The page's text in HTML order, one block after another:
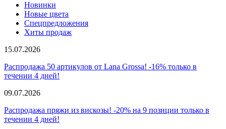
Новинки
Новые цвета
Спецпредложения
Хиты продаж
15.07.2026
Распродажа 50 артикулов от Lana Grossa! -16% только в
течении 4 дней!
09.07.2026
Распродажа пряжи из вискозы! -20% на 9 позиции только в
течении 4 дней!